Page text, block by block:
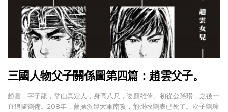
三國人物父子關係圖第四篇：趙雲父子。
趙雲，字子龍，常山真定人，身高八尺，姿顏雄偉。初從公孫瓚，之後一
直追隨劉備。208年，曹操派遣大軍南攻，荊州牧劉表已死了。次子劉琮